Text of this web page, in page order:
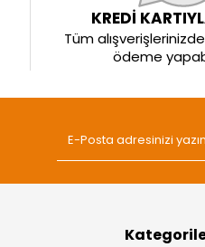
KREDİ
Tüm
ödeme